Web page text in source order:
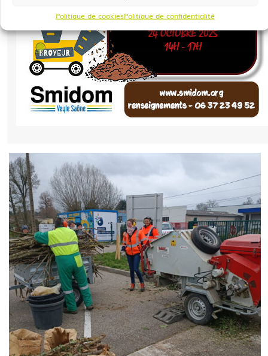
Politique de cookiesPolitique de confidentialité